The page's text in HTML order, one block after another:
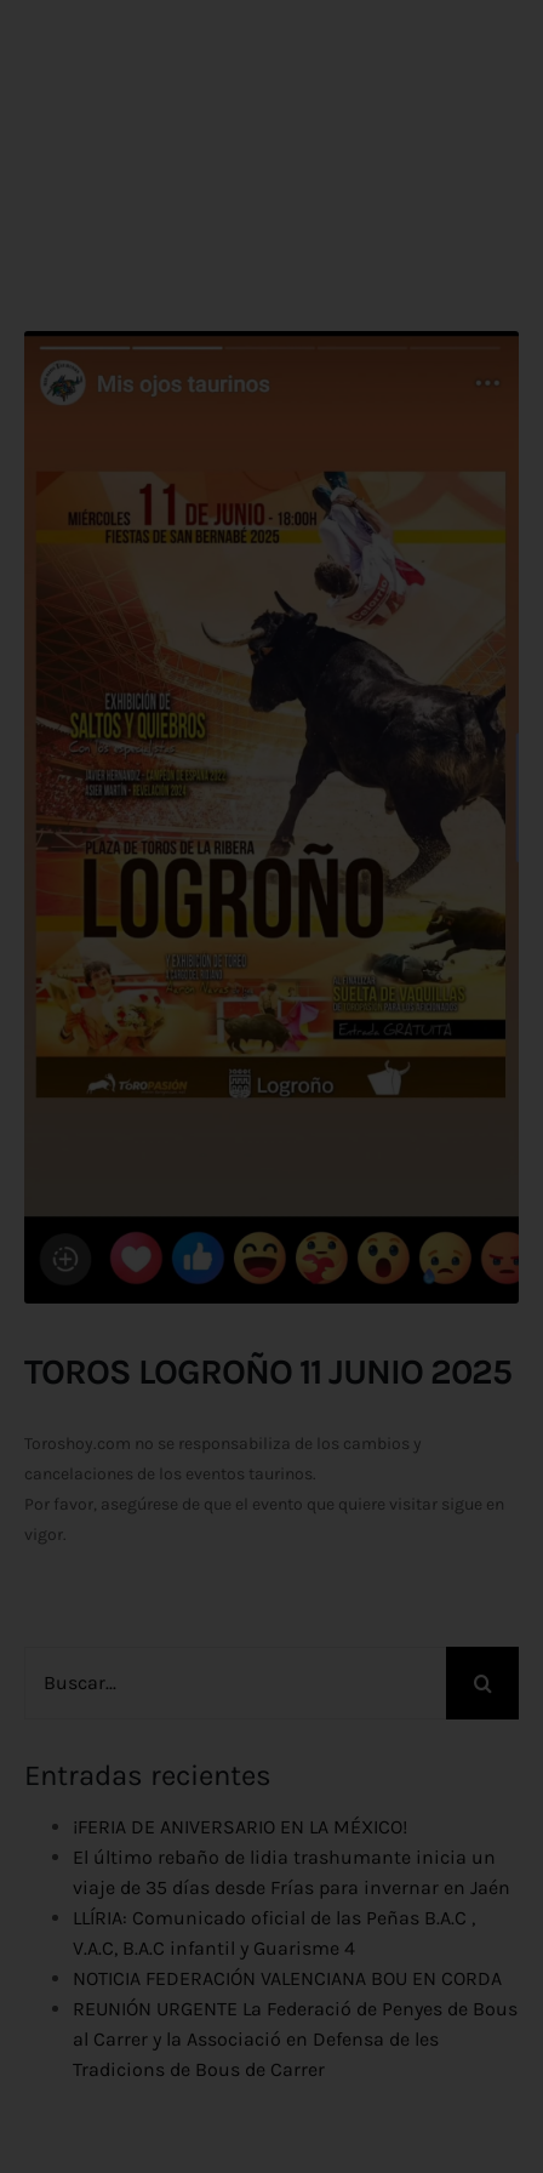
TOROS LOGROÑO 11 JUNIO 2025
Toroshoy.com no se responsabiliza de los cambios y
cancelaciones de los eventos taurinos.
Por favor, asegúrese de que el evento que quiere visitar sigue en
vigor.
Entradas recientes
¡FERIA DE ANIVERSARIO EN LA MÉXICO!
El último rebaño de lidia trashumante inicia un
viaje de 35 días desde Frías para invernar en Jaén
LLÍRIA: Comunicado oficial de las Peñas B.A.C ,
V.A.C, B.A.C infantil y Guarisme 4
NOTICIA FEDERACIÓN VALENCIANA BOU EN CORDA
REUNIÓN URGENTE La Federació de Penyes de Bous
al Carrer y la Associació en Defensa de les
Tradicions de Bous de Carrer